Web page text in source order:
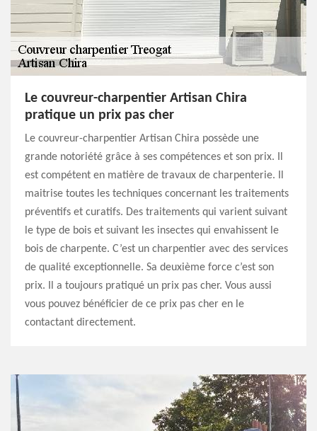
Le couvreur-charpentier Artisan Chira
pratique un prix pas cher
Le couvreur-charpentier Artisan Chira possède une
grande notoriété grâce à ses compétences et son prix. Il
est compétent en matière de travaux de charpenterie. Il
maitrise toutes les techniques concernant les traitements
préventifs et curatifs. Des traitements qui varient suivant
le type de bois et suivant les insectes qui envahissent le
bois de charpente. C’est un charpentier avec des services
de qualité exceptionnelle. Sa deuxième force c’est son
prix. Il a toujours pratiqué un prix pas cher. Vous aussi
vous pouvez bénéficier de ce prix pas cher en le
contactant directement.